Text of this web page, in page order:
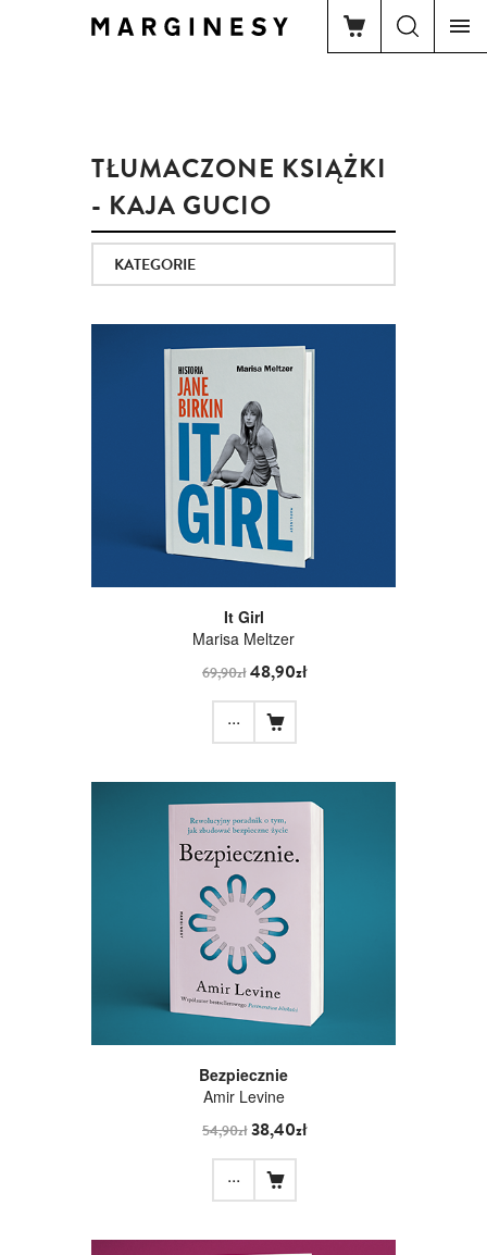
TŁUMACZONE KSIĄŻKI
- KAJA GUCIO
KATEGORIE
It Girl
Marisa Meltzer
69,90zł48,90zł
...
Bezpiecznie
Amir Levine
54,90zł38,40zł
...